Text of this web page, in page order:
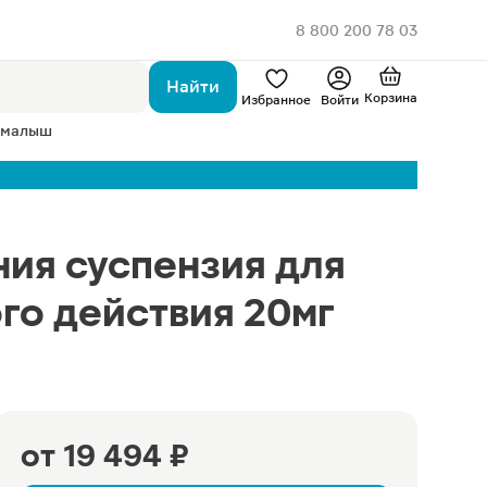
8 800 200 78 03
Найти
Избранное Войти Корзина
суспензия для
действия 20мг
от 19 494 ₽